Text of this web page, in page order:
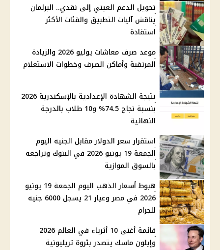
تحويل الدعم العيني إلى نقدي.. البرلمان
يناقش آليات التطبيق والفئات الأكثر
استفادة
موعد صرف معاشات يوليو 2026 والزيادة
المرتقبة وأماكن الصرف وخطوات الاستعلام
نتيجة الشهادة الإعدادية بالإسكندرية 2026
بنسبة نجاح 74.5% و10 طلاب بالدرجة
النهائية
استقرار سعر الدولار مقابل الجنيه اليوم
الجمعة 19 يونيو 2026 في البنوك وتراجعه
بالسوق الموازية
هبوط أسعار الذهب اليوم الجمعة 19 يونيو
2026 في مصر وعيار 21 يسجل 6000 جنيه
للجرام
قائمة أغنى 10 أثرياء في العالم 2026
وإيلون ماسك يتصدر بثروة تريليونية